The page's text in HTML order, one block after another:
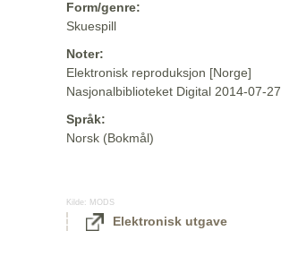
Form/genre:
Skuespill
Noter:
Elektronisk reproduksjon [Norge]
Nasjonalbiblioteket Digital 2014-07-27
Språk:
Norsk (Bokmål)
Kilde: MODS
Elektronisk utgave